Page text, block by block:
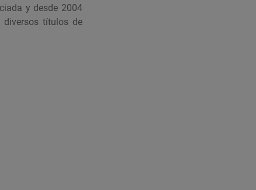
y desde 2004
títulos de